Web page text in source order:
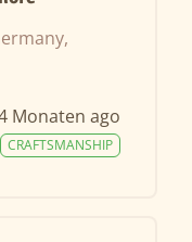
Monaten ago
CRAFTSMANSHIP